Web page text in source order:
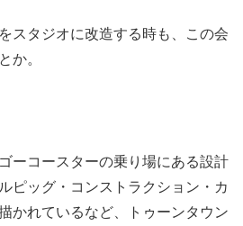
スタジオに改造する時も、この会
か。
ーコースターの乗り場にある設計
ピッグ・コンストラクション・カ
かれているなど、トゥーンタウン